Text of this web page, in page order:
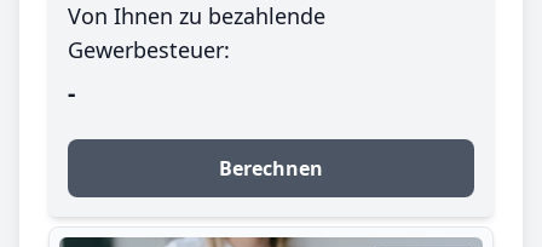
Von Ihnen zu bezahlende
Gewerbesteuer:
-
Berechnen